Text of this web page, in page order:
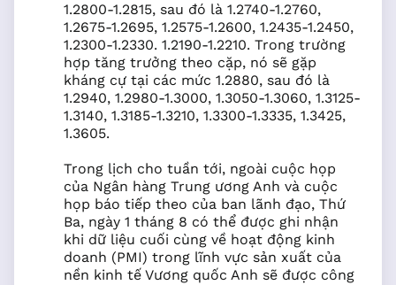
1.2800-1.2815, sau đó là 1.2740-1.2760,
1.2675-1.2695, 1.2575-1.2600, 1.2435-1.2450,
1.2300-1.2330. 1.2190-1.2210. Trong trường
hợp tăng trưởng theo cặp, nó sẽ gặp
kháng cự tại các mức 1.2880, sau đó là
1.2940, 1.2980-1.3000, 1.3050-1.3060, 1.3125-
1.3140, 1.3185-1.3210, 1.3300-1.3335, 1.3425,
1.3605.
Trong lịch cho tuần tới, ngoài cuộc họp
của Ngân hàng Trung ương Anh và cuộc
họp báo tiếp theo của ban lãnh đạo, Thứ
Ba, ngày 1 tháng 8 có thể được ghi nhận
khi dữ liệu cuối cùng về hoạt động kinh
doanh (PMI) trong lĩnh vực sản xuất của
nền kinh tế Vương quốc Anh sẽ được công